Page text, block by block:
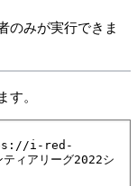
のみが実行できま
。